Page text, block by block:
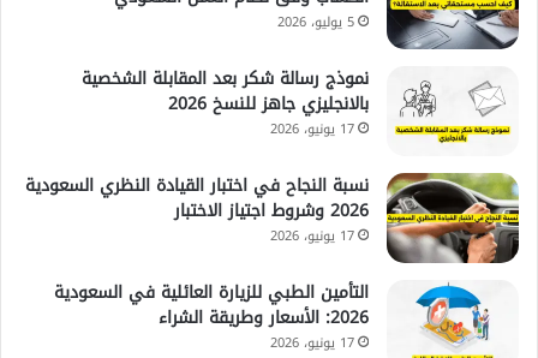
5 يوليو، 2026
نموذج رسالة شكر بعد المقابلة الشخصية
بالانجليزي جاهز للنسخ 2026
17 يونيو، 2026
نسبة النجاح في اختبار القيادة النظري السعودية
2026 وشروط اجتياز الاختبار
17 يونيو، 2026
التأمين الطبي للزيارة العائلية في السعودية
2026: الأسعار وطريقة الشراء
17 يونيو، 2026